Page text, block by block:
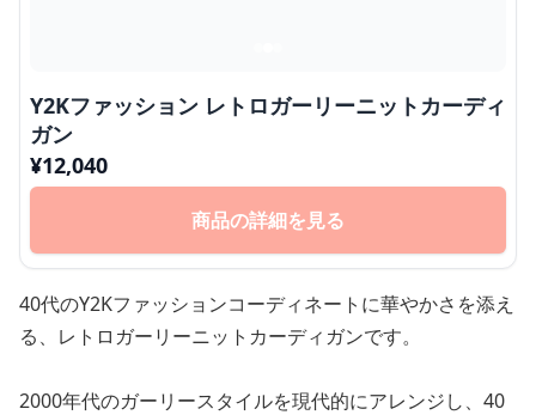
Y2Kファッション レトロガーリーニットカーディ
ガン
¥12,040
商品の詳細を見る
40代のY2Kファッションコーディネートに華やかさを添え
る、レトロガーリーニットカーディガンです。
2000年代のガーリースタイルを現代的にアレンジし、40